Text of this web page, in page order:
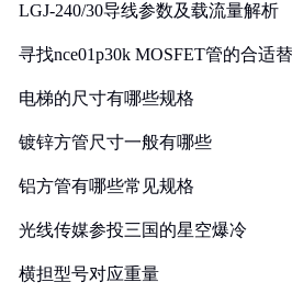
LGJ-240/30导线参数及载流量解析
寻找nce01p30k MOSFET管的合适
电梯的尺寸有哪些规格
镀锌方管尺寸一般有哪些
铝方管有哪些常见规格
光线传媒参投三国的星空爆冷
横担型号对应重量